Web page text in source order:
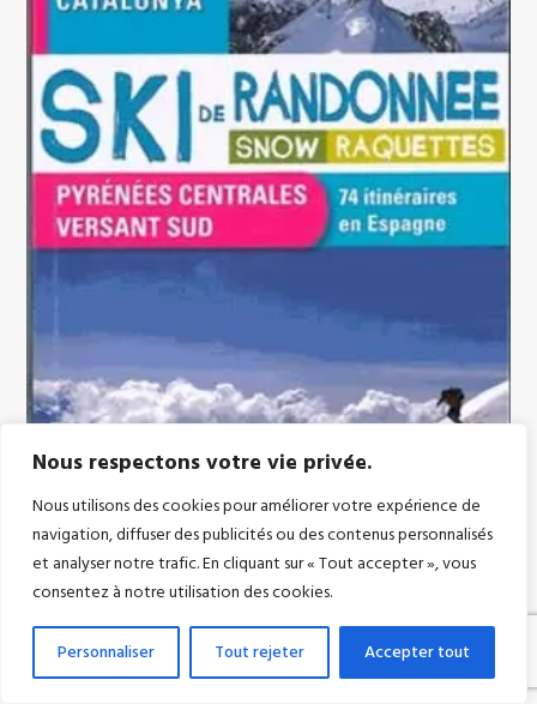
Nous respectons votre vie privée.
Nous utilisons des cookies pour améliorer votre expérience de
navigation, diffuser des publicités ou des contenus personnalisés
et analyser notre trafic. En cliquant sur « Tout accepter », vous
consentez à notre utilisation des cookies.
Personnaliser Tout rejeter Accepter tout
PIERRE SATGÉ